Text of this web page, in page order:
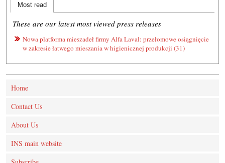
Most read
These are our latest most viewed press releases
Nowa platforma mieszadeł firmy Alfa Laval: przełomowe osiągnięcie
w zakresie łatwego mieszania w higienicznej produkcji (31)
Home
Contact Us
About Us
INS main website